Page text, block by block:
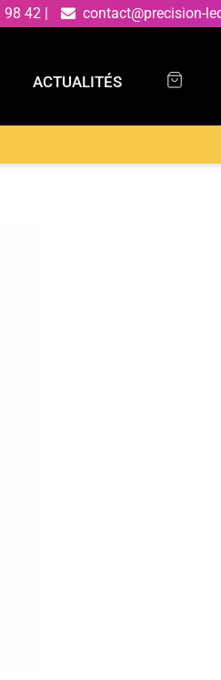
98 42 | contact@precision-
ACTUALITÉS
helix noire et dorée 30W